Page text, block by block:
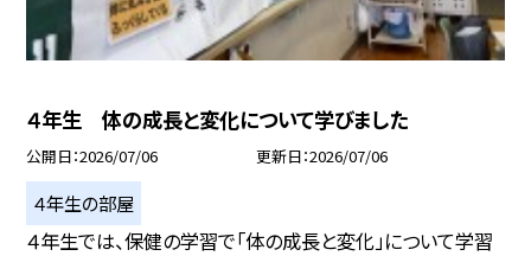
４年生 体の成長と変化について学びました
公開日 2026/07/06 更新日 2026/07/06
４年生の部屋
４年生では、保健の学習で「体の成長と変化」について学習